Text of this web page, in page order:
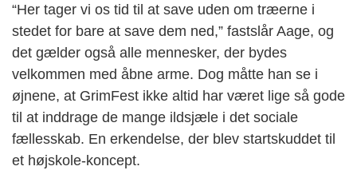
“Her tager vi os tid til at save uden om træerne i
stedet for bare at save dem ned,” fastslår Aage, og
det gælder også alle mennesker, der bydes
velkommen med åbne arme. Dog måtte han se i
øjnene, at GrimFest ikke altid har været lige så gode
til at inddrage de mange ildsjæle i det sociale
fællesskab. En erkendelse, der blev startskuddet til
et højskole-koncept.